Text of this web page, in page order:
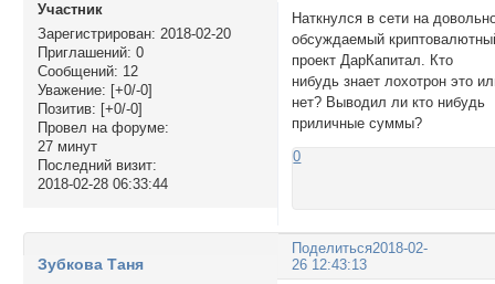
Участник
Зарегистрирован: 2018-02-20
Приглашений: 0
Сообщений: 12
Уважение: [+0/-0]
Позитив: [+0/-0]
Провел на форуме:
27 минут
Последний визит:
2018-02-28 06:33:44
Наткнулся в сети на
обсуждаемый
проект ДарКапитал. Кто
нибудь знает лохотрон это
нет? Выводил ли кто нибудь
приличные суммы?
0
Поделиться2018-02-
26 12:43:13
Зубкова Таня